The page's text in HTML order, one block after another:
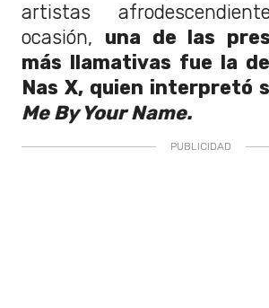
artistas
ocasión, una de las
más llamativas fue la
Nas X, quien interpretó
Me By Your Name.